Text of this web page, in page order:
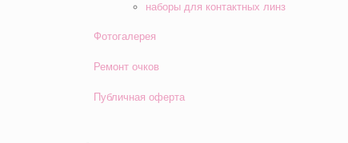
наборы для контактных линз
Фотогалерея
Ремонт очков
Публичная оферта